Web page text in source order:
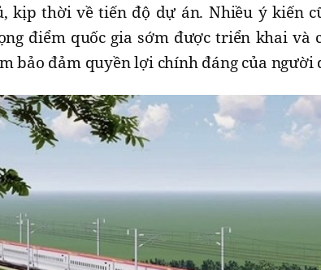
kịp thời về tiến độ dự án. Nhiều ý kiến
điểm quốc gia sớm được triển khai và
bảo đảm quyền lợi chính đáng của người